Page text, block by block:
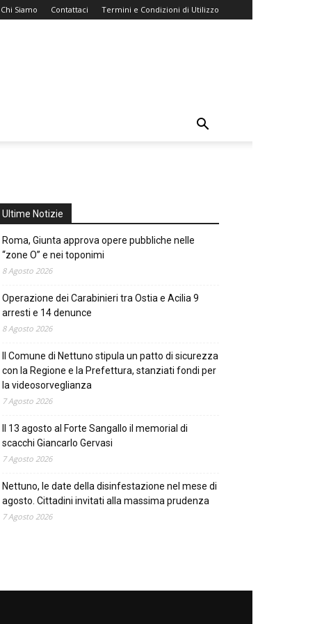
Chi Siamo Contattaci Termini e Condizioni di Utilizzo
Ultime Notizie
Roma, Giunta approva opere pubbliche nelle
“zone O” e nei toponimi
8 Agosto 2026
Operazione dei Carabinieri tra Ostia e Acilia 9
arresti e 14 denunce
8 Agosto 2026
Il Comune di Nettuno stipula un patto di sicurezza
con la Regione e la Prefettura, stanziati fondi per
la videosorveglianza
7 Agosto 2026
Il 13 agosto al Forte Sangallo il memorial di
scacchi Giancarlo Gervasi
7 Agosto 2026
Nettuno, le date della disinfestazione nel mese di
agosto. Cittadini invitati alla massima prudenza
7 Agosto 2026